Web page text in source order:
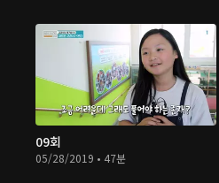
09회
05/28/2019 • 47분